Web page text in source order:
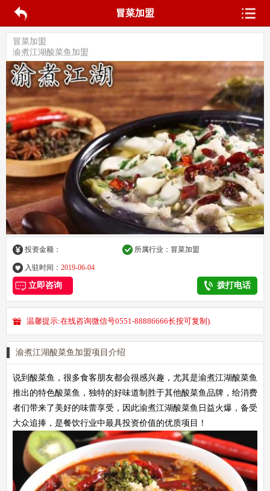
冒菜加盟
冒菜加盟
渝煮江湖酸菜鱼加盟
投资金额： 所属行业：冒菜加盟
入驻时间： 2019-06-04
立即咨询 拨打电话
温馨提示:在线咨询微信号0551-88886666长按可复制).
渝煮江湖酸菜鱼加盟项目介绍
说到酸菜鱼，很多食客朋友都会很感兴趣，尤其是渝煮江湖酸菜鱼
推出的特色酸菜鱼，独特的好味道制胜于其他酸菜鱼品牌，给消费
者们带来了美好的味蕾享受，因此渝煮江湖酸菜鱼日益火爆，备受
大众追捧，是餐饮行业中最具投资价值的优质项目！